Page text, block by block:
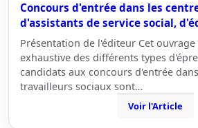
Concours d'entrée dans les
d'assistants de service social,
Présentation de l'éditeur Cet
exhaustive des différents types
candidats aux concours d'entrée
travailleurs sociaux sont…
Voir l'Article